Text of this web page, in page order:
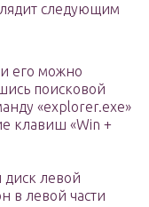
следующим
его можно
поисковой
«explorer.exe»
клавиш «Win +
левой
в левой части